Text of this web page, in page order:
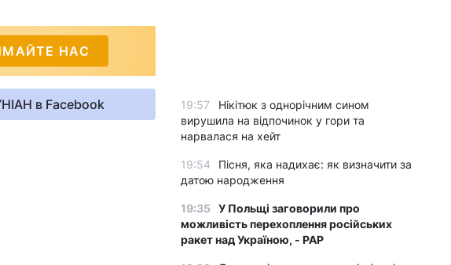
НАС
в Facebook 19:57
Нікітюк з однорічним сином
вирушила на відпочинок у гори та
нарвалася на хейт
19:54
Пісня, яка надихає: як визначити за
датою народження
19:35 У Польщі заговорили про
можливість перехоплення російських
ракет над Україною, - PAP